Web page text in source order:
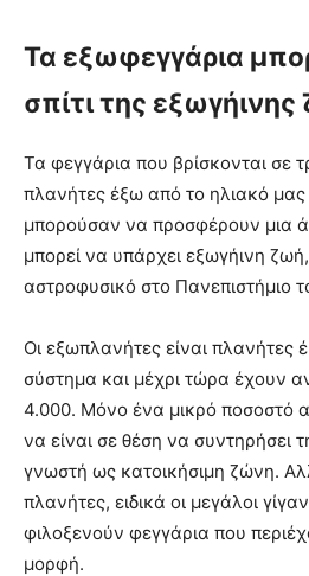
Τα εξωφεγγάρια
σπίτι της
Τα φεγγάρια που βρίσκονται σε
πλανήτες έξω από το ηλιακό
μπορούσαν να προσφέρουν μια
μπορεί να υπάρχει εξωγήινη
αστροφυσικό στο Πανεπιστήμιο
Οι εξωπλανήτες είναι πλανήτες
σύστημα και μέχρι τώρα έχουν
4.000. Μόνο ένα μικρό ποσοστό
να είναι σε θέση να συντηρήσει
γνωστή ως κατοικήσιμη ζώνη.
πλανήτες, ειδικά οι μεγάλοι
φιλοξενούν φεγγάρια που
μορφή.